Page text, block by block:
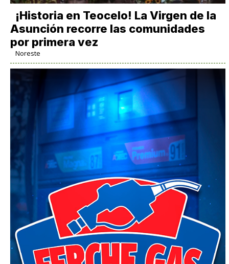
​¡Historia en Teocelo! La Virgen de la
Asunción recorre las comunidades
por primera vez
Noreste